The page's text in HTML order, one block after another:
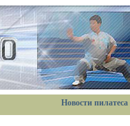
Новости пилатеса